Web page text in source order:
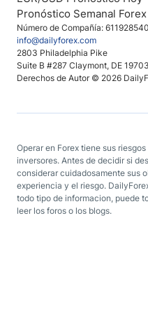
Número de Compañía: 611928540
info@dailyforex.com
2803 Philadelphia Pike
Suite B #287 Claymont, DE
Derechos de Autor © 2026
Pronóstico Semanal Forex
Operar en Forex tiene sus
inversores. Antes de decidir si
considerar cuidadosamente sus
experiencia y el riesgo.
todo tipo de informacion, puede
leer los foros o los blogs.